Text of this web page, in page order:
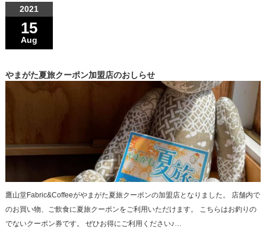
2021
15
Aug
やまがた夏旅クーポン加盟店のおしらせ
鷹山堂Fabric&Coffeeがやまがた夏旅クーポンの加盟店となりました。 店舗内で
のお買い物、ご飲食に夏旅クーポンをご利用いただけます。 こちらはお釣りの
でないクーポン券です。 ぜひお得にご利用ください♪…